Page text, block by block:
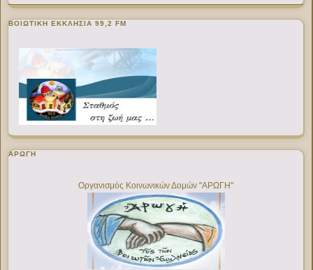
ΒΟΙΩΤΙΚΉ ΕΚΚΛΗΣΊΑ 99,2 FM
ΑΡΩΓΗ
Οργανισμός Κοινωνικών Δομών "ΑΡΩΓΗ"